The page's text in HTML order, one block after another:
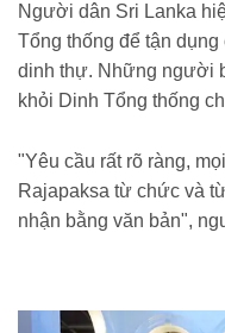
Người dân Sri Lanka
Tổng thống để tận
dinh thự. Những người
khỏi Dinh Tổng thống
"Yêu cầu rất rõ ràng,
Rajapaksa từ chức và
nhận bằng văn bản",